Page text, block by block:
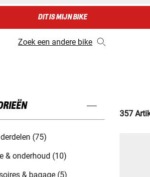
DIT IS MIJN BIKE
Zoek een andere bike
(75)
& onderhoud (10)
& bagage (5)
357